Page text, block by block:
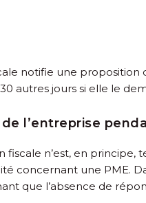
notifie une
autres jours si elle le
de l’entreprise
fiscale n’est, en
concernant une PME.
que l’absence de